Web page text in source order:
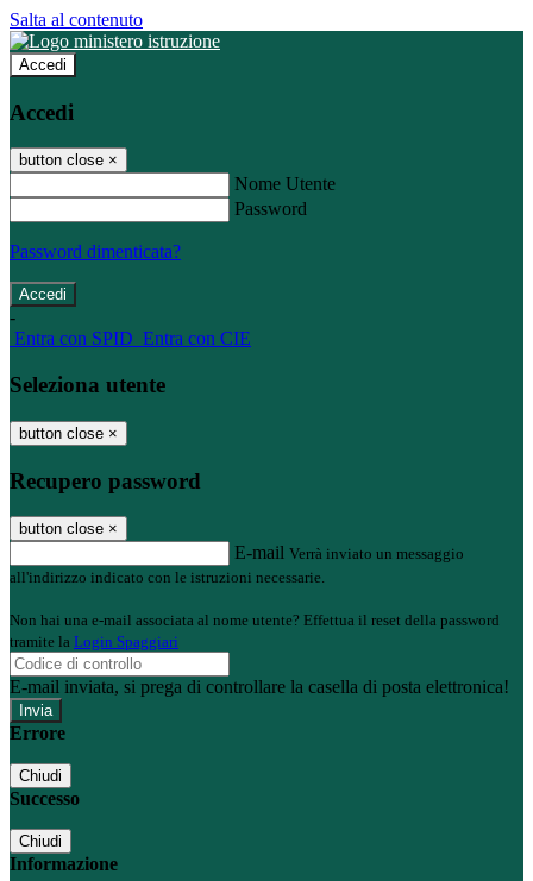
Salta al contenuto
Accedi
Accedi
button close ×
Nome Utente
Password
Password dimenticata?
-
Entra con SPID Entra con CIE
Seleziona utente
button close ×
Recupero password
button close ×
E-mail Verrà inviato un messaggio
all'indirizzo indicato con le istruzioni necessarie.
Non hai una e-mail associata al nome utente? Effettua il reset della password
tramite la Login Spaggiari
E-mail inviata, si prega di controllare la casella di posta elettronica!
Errore
Chiudi
Successo
Chiudi
Informazione